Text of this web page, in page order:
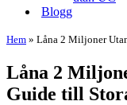
Blogg
Hem » Låna 2 Miljoner
Låna 2
Guide till